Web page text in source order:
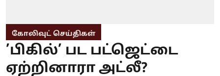
கோலிவுட் செய்திகள்
’பிகில்’ பட பட்ஜெட்டை
ஏற்றினாரா அட்லீ?